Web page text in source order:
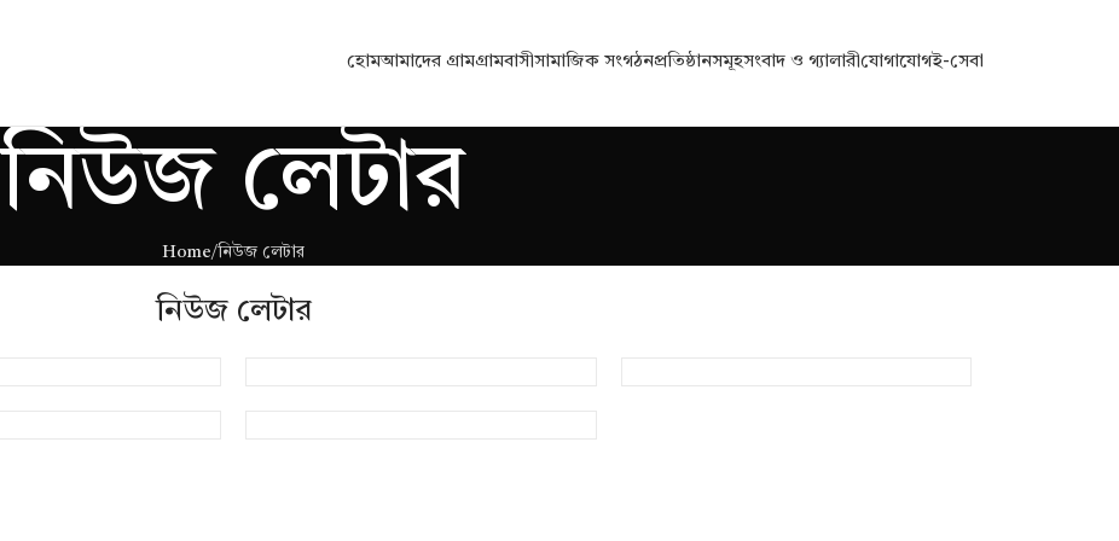
হোমআমাদের গ্রামগ্রামবাসীসামাজিক সংগঠনপ্রতিষ্ঠানসমূহসংবাদ ও গ্যালারীযোগাযোগই-সেবা
নিউজ লেটার
Home নিউজ লেটার
নিউজ লেটার